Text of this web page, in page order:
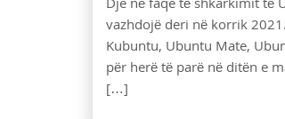
vazhdojë deri në korrik
Kubuntu, Ubuntu Mate,
për herë të parë në ditën e
[…]